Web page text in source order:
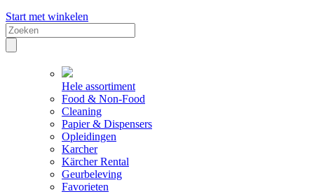
Start met winkelen
Hele assortiment
Food & Non-Food
Cleaning
Papier & Dispensers
Opleidingen
Karcher
Kärcher Rental
Geurbeleving
Favorieten